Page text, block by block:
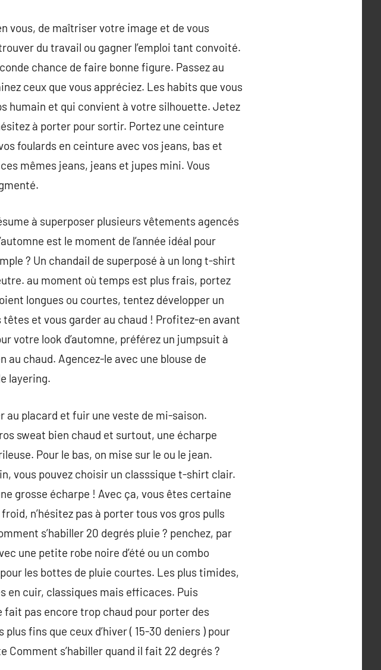
vous, de maîtriser votre image et de vous
du travail ou gagner l’emploi tant convoité.
chance de faire bonne figure. Passez au
ceux que vous appréciez. Les habits que vous
humain et qui convient à votre silhouette. Jetez
à porter pour sortir. Portez une ceinture
foulards en ceinture avec vos jeans, bas et
mêmes jeans, jeans et jupes mini. Vous
à superposer plusieurs vêtements agencés
est le moment de l’année idéal pour
? Un chandail de superposé à un long t-shirt
au moment où temps est plus frais, portez
longues ou courtes, tentez développer un
et vous garder au chaud ! Profitez-en avant
votre look d’automne, préférez un jumpsuit à
chaud. Agencez-le avec une blouse de
layering.
au placard et fuir une veste de mi-saison.
sweat bien chaud et surtout, une écharpe
Pour le bas, on mise sur le ou le jean.
vous pouvez choisir un classsique t-shirt clair.
grosse écharpe ! Avec ça, vous êtes certaine
n’hésitez pas à porter tous vos gros pulls
s’habiller 20 degrés pluie ? penchez, par
une petite robe noire d’été ou un combo
les bottes de pluie courtes. Les plus timides,
en cuir, classiques mais efficaces. Puis
fait pas encore trop chaud pour porter des
fins que ceux d’hiver ( 15-30 deniers ) pour
s’habiller quand il fait 22 degrés ?